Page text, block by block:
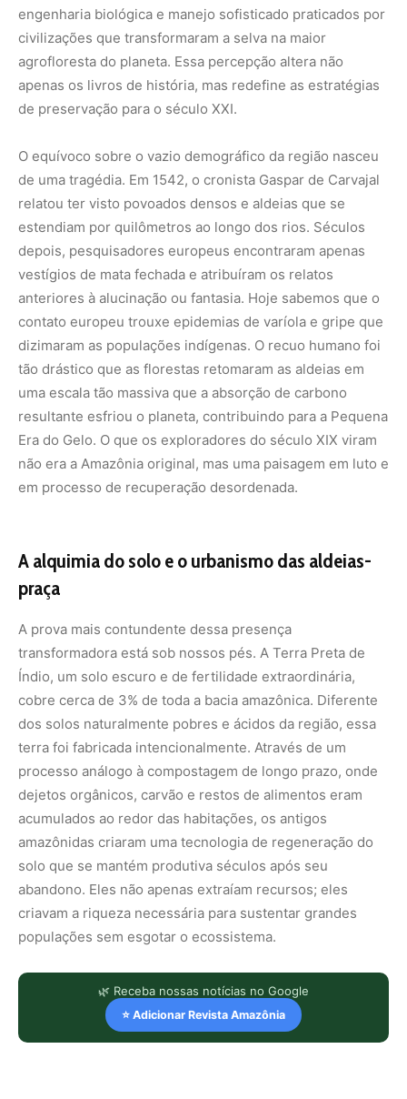
engenharia biológica e manejo sofisticado praticados por
civilizações que transformaram a selva na maior
agrofloresta do planeta. Essa percepção altera não
apenas os livros de história, mas redefine as estratégias
de preservação para o século XXI.
O equívoco sobre o vazio demográfico da região nasceu
de uma tragédia. Em 1542, o cronista Gaspar de Carvajal
relatou ter visto povoados densos e aldeias que se
estendiam por quilômetros ao longo dos rios. Séculos
depois, pesquisadores europeus encontraram apenas
vestígios de mata fechada e atribuíram os relatos
anteriores à alucinação ou fantasia. Hoje sabemos que o
contato europeu trouxe epidemias de varíola e gripe que
dizimaram as populações indígenas. O recuo humano foi
tão drástico que as florestas retomaram as aldeias em
uma escala tão massiva que a absorção de carbono
resultante esfriou o planeta, contribuindo para a Pequena
Era do Gelo. O que os exploradores do século XIX viram
não era a Amazônia original, mas uma paisagem em luto e
em processo de recuperação desordenada.
A alquimia do solo e o urbanismo das aldeias-
praça
A prova mais contundente dessa presença
transformadora está sob nossos pés. A Terra Preta de
Índio, um solo escuro e de fertilidade extraordinária,
cobre cerca de 3% de toda a bacia amazônica. Diferente
dos solos naturalmente pobres e ácidos da região, essa
terra foi fabricada intencionalmente. Através de um
processo análogo à compostagem de longo prazo, onde
dejetos orgânicos, carvão e restos de alimentos eram
acumulados ao redor das habitações, os antigos
amazônidas criaram uma tecnologia de regeneração do
solo que se mantém produtiva séculos após seu
abandono. Eles não apenas extraíam recursos; eles
criavam a riqueza necessária para sustentar grandes
populações sem esgotar o ecossistema.
🌿 Receba nossas notícias no Google
⭐ Adicionar Revista Amazônia